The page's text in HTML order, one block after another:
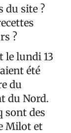
du site ?
?
le lundi 13
été
du
du Nord.
sont des
Milot et